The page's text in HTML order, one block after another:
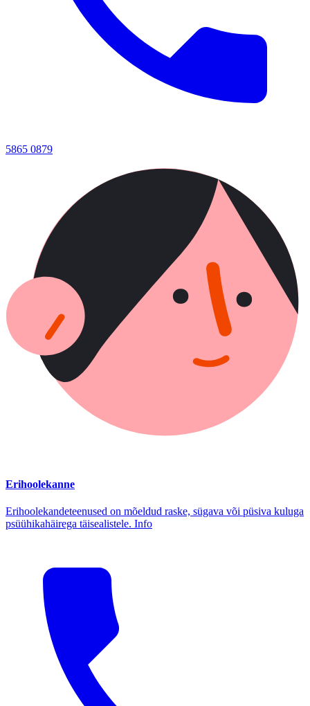
5865 0879
Erihoolekanne
Erihoolekandeteenused on mõeldud raske, sügava või püsiva kuluga
psüühikahäirega täisealistele. Info